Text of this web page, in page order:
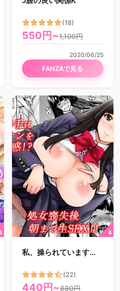
(18)
550円~1,100円
FANZAで見る
2020/06/25
私、操られています…
(22)
440円~880円